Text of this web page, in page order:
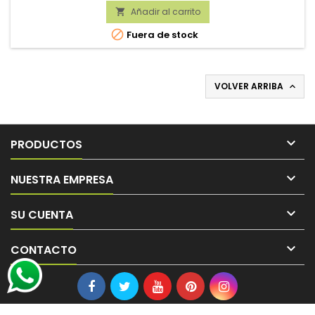
 Añadir al carrito
 Fuera de stock
VOLVER ARRIBA 
PRODUCTOS 
NUESTRA EMPRESA 
SU CUENTA 
CONTACTO 